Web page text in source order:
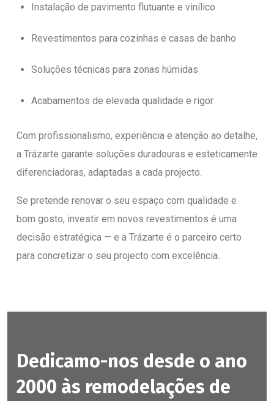
Instalação de pavimento flutuante e vinílico
Revestimentos para cozinhas e casas de banho
Soluções técnicas para zonas húmidas
Acabamentos de elevada qualidade e rigor
Com profissionalismo, experiência e atenção ao detalhe,
a Trázarte garante soluções duradouras e esteticamente
diferenciadoras, adaptadas a cada projecto.
Se pretende renovar o seu espaço com qualidade e
bom gosto, investir em novos revestimentos é uma
decisão estratégica — e a Trázarte é o parceiro certo
para concretizar o seu projecto com excelência.
Dedicamo-nos desde o ano
2000 às remodelações de